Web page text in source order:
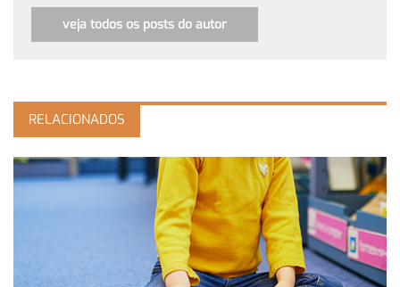
veja todos os posts do autor
RELACIONADOS